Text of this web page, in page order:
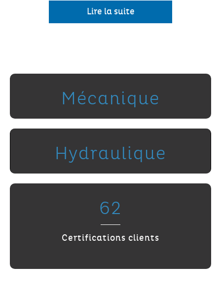
Lire la suite
Mécanique
Hydraulique
62
Certifications clients